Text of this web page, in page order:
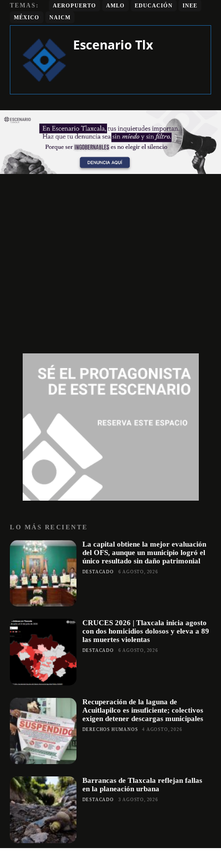
TEMAS: AEROPUERTO AMLO EDUCACIÓN
INEE
MÉXICO
NAICM
Escenario Tlx
LO MÁS RECIENTE
La capital obtiene la mejor evaluación
del OFS, aunque un municipio logró el
único resultado sin daño patrimonial
DESTACADO 6 AGOSTO, 2026
CRUCES 2026 | Tlaxcala inicia agosto
con dos homicidios dolosos y eleva a 89
las muertes violentas
DESTACADO 6 AGOSTO, 2026
Recuperación de la laguna de
Acuitlapilco es insuficiente; colectivos
exigen detener descargas municipales
DERECHOS HUMANOS 4 AGOSTO, 2026
Barrancas de Tlaxcala reflejan fallas
en la planeación urbana
DESTACADO 3 AGOSTO, 2026